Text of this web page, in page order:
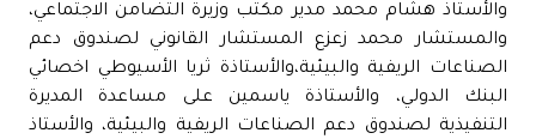
والأستاذ هشام محمد مدير مكتب وزيرة التضامن الاجتماعي،
والمستشار محمد زعزع المستشار القانوني لصندوق دعم
الصناعات الريفية والبيئية،والأستاذة ثريا الأسيوطي اخصائي
البنك الدولي، والأستاذة ياسمين على مساعدة المديرة
التنفيذية لصندوق دعم الصناعات الريفية والبيئية، والأستاذ